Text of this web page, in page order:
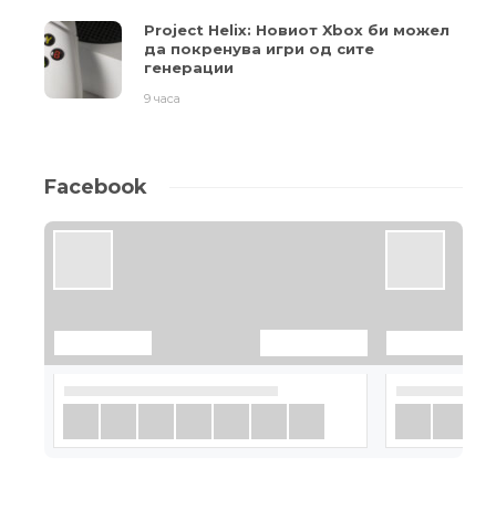
Project Helix: Новиот Xbox би можел
да покренува игри од сите
генерации
9 часа
Facebook